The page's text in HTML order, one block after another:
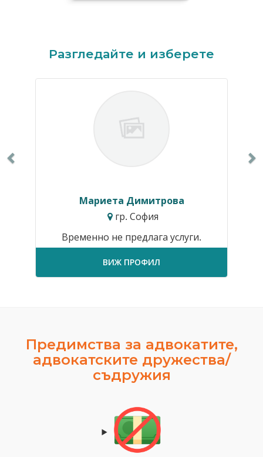
Разгледайте и изберете
Мариета Димитрова
гр. София
Временно не предлага услуги.
ВИЖ ПРОФИЛ
Предимства за адвокатите,
адвокатските дружества/
съдружия